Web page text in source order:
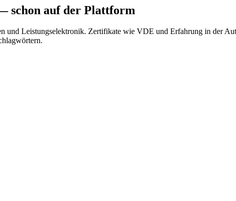
schon auf der Plattform
Leistungselektronik. Zertifikate wie VDE und Erfahrung in der